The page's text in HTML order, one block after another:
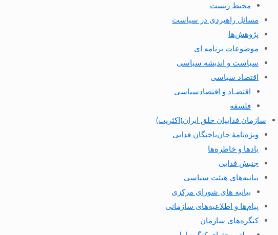
محیط زیست
مسائل راهبردی در سیاست
پژوهش‌ها
موضوعات برنامه ای
سیاست و اندیشه سیاسی
اقتصاد سیاسی
اقتصـاد و اقتصاد‌سیاسی
فلسفه
سازمان فداییان خلق ایران(اکثریت)
ویژه‌نامهٔ جان‌باختگان فدایی
یادها و خاطره‌ها
جنبش فدایی
بیانیه‌های هیئت سیاسی
بیانیه های شورای مرکزی
پیام‌ها و اطلاعیه‌های سازمانی
کنگره‌های سازمان